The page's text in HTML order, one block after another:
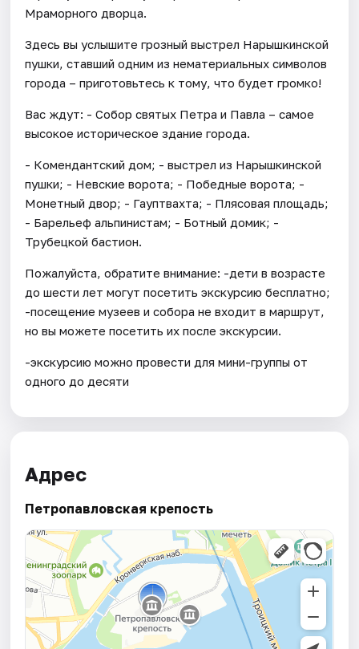
Мраморного дворца.
Здесь вы услышите грозный выстрел Нарышкинской
пушки, ставший одним из нематериальных символов
города – приготовьтесь к тому, что будет громко!
Вас ждут: - Собор святых Петра и Павла – самое
высокое историческое здание города.
- Комендантский дом; - выстрел из Нарышкинской
пушки; - Невские ворота; - Победные ворота; -
Монетный двор; - Гауптвахта; - Плясовая площадь;
- Барельеф альпинистам; - Ботный домик; -
Трубецкой бастион.
Пожалуйста, обратите внимание: -дети в возрасте
до шести лет могут посетить экскурсию бесплатно;
-посещение музеев и собора не входит в маршрут,
но вы можете посетить их после экскурсии.
-экскурсию можно провести для мини-группы от
одного до десяти
Адрес
Петропавловская крепость